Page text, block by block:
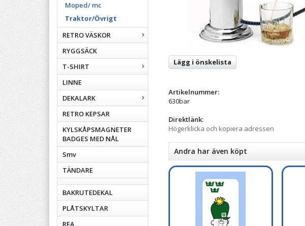
Moped/ mc
Traktor/Övrigt
RETRO VÄSKOR
RYGGSÄCK
T-SHIRT
LINNE
DEKALARK
RETRO KEPSAR
KYLSKÅPSMAGNETER
BADGES MED NÅL
Smv
TÄNDARE
BAKRUTEDEKAL
PLÅTSKYLTAR
REA
Lägg i önskelista
Artikelnummer:
630bar
Direktlänk:
Högerklicka och kopiera adressen
Andra har även köpt